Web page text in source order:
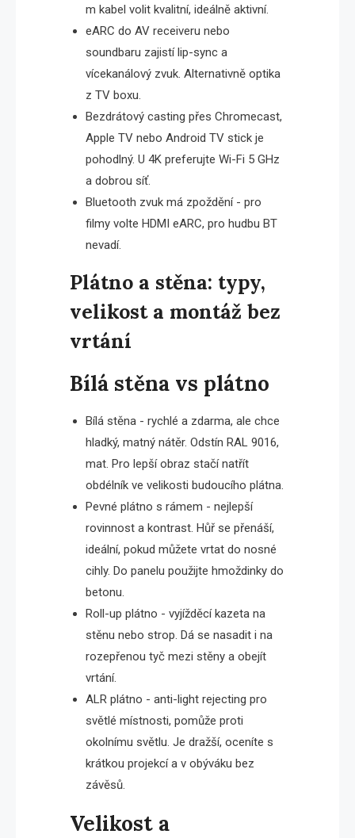
m kabel volit kvalitní, ideálně aktivní.
eARC do AV receiveru nebo
soundbaru zajistí lip-sync a
vícekanálový zvuk. Alternativně optika
z TV boxu.
Bezdrátový casting přes Chromecast,
Apple TV nebo Android TV stick je
pohodlný. U 4K preferujte Wi-Fi 5 GHz
a dobrou síť.
Bluetooth zvuk má zpoždění - pro
filmy volte HDMI eARC, pro hudbu BT
nevadí.
Plátno a stěna: typy,
velikost a montáž bez
vrtání
Bílá stěna vs plátno
Bílá stěna - rychlé a zdarma, ale chce
hladký, matný nátěr. Odstín RAL 9016,
mat. Pro lepší obraz stačí natřít
obdélník ve velikosti budoucího plátna.
Pevné plátno s rámem - nejlepší
rovinnost a kontrast. Hůř se přenáší,
ideální, pokud můžete vrtat do nosné
cihly. Do panelu použijte hmoždinky do
betonu.
Roll-up plátno - vyjížděcí kazeta na
stěnu nebo strop. Dá se nasadit i na
rozepřenou tyč mezi stěny a obejít
vrtání.
ALR plátno - anti-light rejecting pro
světlé místnosti, pomůže proti
okolnímu světlu. Je dražší, oceníte s
krátkou projekcí a v obýváku bez
závěsů.
Velikost a